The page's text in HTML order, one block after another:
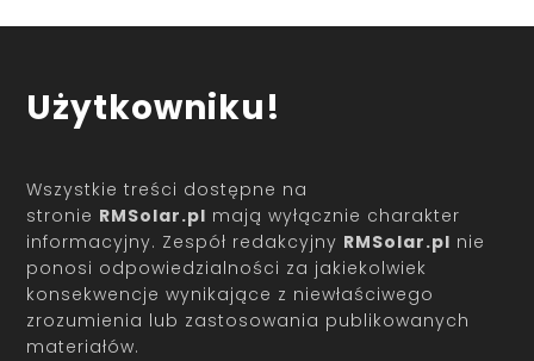
Użytkowniku!
Wszystkie treści dostępne na
stronie RMSolar.pl mają wyłącznie charakter
informacyjny. Zespół redakcyjny RMSolar.pl nie
ponosi odpowiedzialności za jakiekolwiek
konsekwencje wynikające z niewłaściwego
zrozumienia lub zastosowania publikowanych
materiałów.